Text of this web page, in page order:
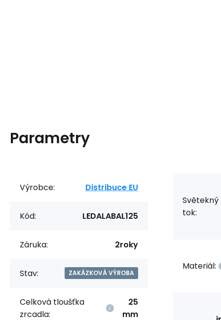
Parametry
Výrobce: Distribuce EU
Kód: LEDALABAL125
Záruka: 2roky
Stav: ZAKÁZKOVÁ VÝROBA
Celková tloušťka
zrcadla:
25
mm
Světekný
tok:
Materiál: